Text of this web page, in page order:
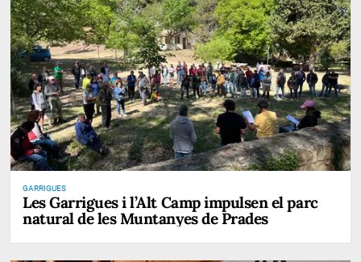
GARRIGUES
Les Garrigues i l’Alt Camp impulsen el parc
natural de les Muntanyes de Prades